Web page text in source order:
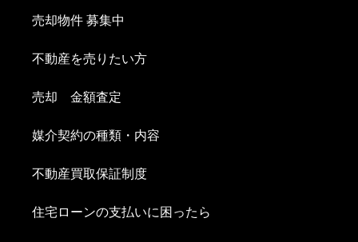
売却物件 募集中
不動産を売りたい方
売却 金額査定
媒介契約の種類・内容
不動産買取保証制度
住宅ローンの支払いに困ったら